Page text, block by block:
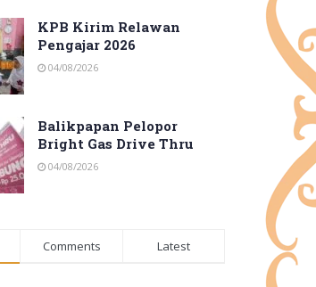
KPB Kirim Relawan
Pengajar 2026
04/08/2026
Balikpapan Pelopor
Bright Gas Drive Thru
04/08/2026
Comments Latest